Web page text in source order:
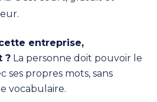
entreprise,
? La personne doit pouvoir le
ses propres mots, sans
vocabulaire.